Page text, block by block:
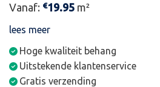
Vanaf: €19.95 m²
lees meer
Hoge kwaliteit behang
Uitstekende klantenservice
Gratis verzending